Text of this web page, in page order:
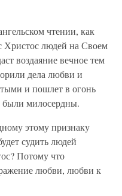
чтении, как
Христос людей на Своем
воздаяние вечное тем
дела любви и
и пошлет в огонь
были милосердны.
этому признаку
судить людей
Потому что
любви, любви к